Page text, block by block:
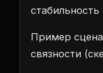
стабильность
Пример
связности